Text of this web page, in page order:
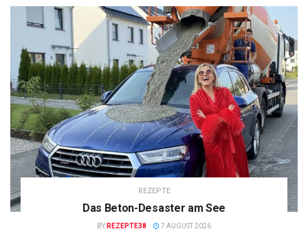
REZEPTE
Das Beton-Desaster am See
BY REZEPTE38 7 AUGUST 2026